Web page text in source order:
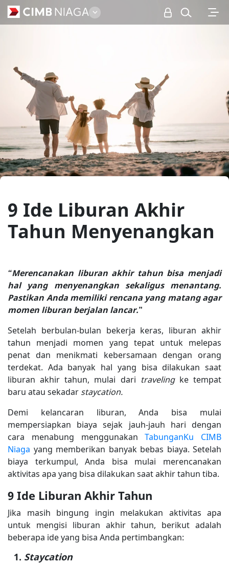
Personal
9 Ide Liburan Akhir
Tahun Menyenangkan
“Merencanakan liburan akhir tahun bisa menjadi
hal yang menyenangkan sekaligus menantang.
Pastikan Anda memiliki rencana yang matang agar
momen liburan berjalan lancar.”
Setelah berbulan-bulan bekerja keras, liburan akhir
tahun menjadi momen yang tepat untuk melepas
penat dan menikmati kebersamaan dengan orang
terdekat. Ada banyak hal yang bisa dilakukan saat
liburan akhir tahun, mulai dari traveling ke tempat
baru atau sekadar staycation.
Demi kelancaran liburan, Anda bisa mulai
mempersiapkan biaya sejak jauh-jauh hari dengan
cara menabung menggunakanTabunganKu CIMB
Niaga yang memberikan banyak bebas biaya. Setelah
biaya terkumpul, Anda bisa mulai merencanakan
aktivitas apa yang bisa dilakukan saat akhir tahun tiba.
9 Ide Liburan Akhir Tahun
Jika masih bingung ingin melakukan aktivitas apa
untuk mengisi liburan akhir tahun, berikut adalah
beberapa ide yang bisa Anda pertimbangkan:
Staycation